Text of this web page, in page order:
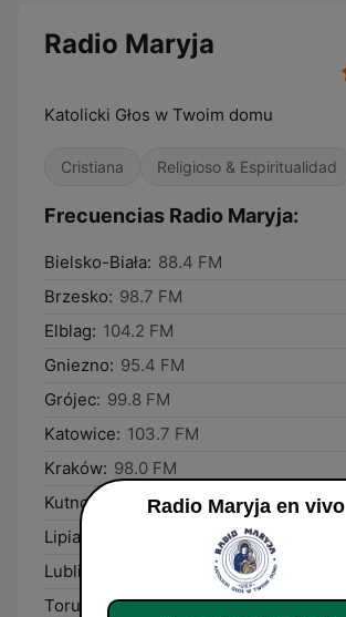
Radio Maryja
Katolicki Głos w Twoim domu
Cristiana Religioso & Espiritualidad
Frecuencias Radio Maryja:
Bielsko-Biała: 88.4 FM
Brzesko: 98.7 FM
Elblag: 104.2 FM
Gniezno: 95.4 FM
Grójec: 99.8 FM
Katowice: 103.7 FM
Kraków: 98.0 FM
Kutno:
88.3 FM
Lipiany:
Lublin:
Toruń:
99.8 FM
Radio Maryja en vivo